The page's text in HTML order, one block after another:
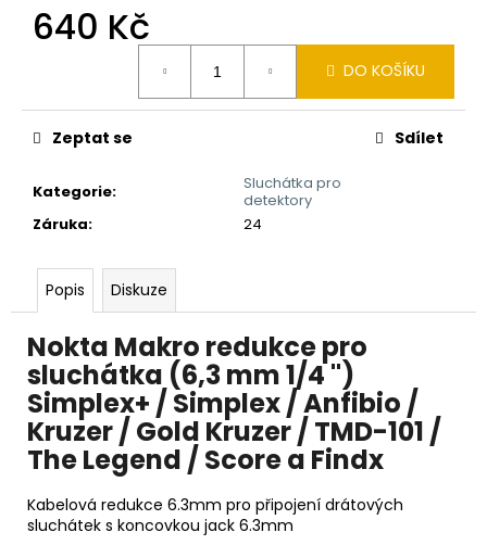
640 Kč
DO KOŠÍKU
Kategorie:
Sluchátka pro
detektory
Záruka: 24
Zeptat se Sdílet
Popis Diskuze
Nokta Makro redukce pro
sluchátka (6,3 mm 1/4 ")
Simplex+ / Simplex / Anfibio /
Kruzer / Gold Kruzer / TMD-101 /
The Legend / Score a Findx
Kabelová redukce 6.3mm pro připojení drátových
sluchátek s koncovkou jack 6.3mm
u
m
e
DETEKTOR
KOVŮ
MINELAB
TERRA
PRO
8
990
Kč